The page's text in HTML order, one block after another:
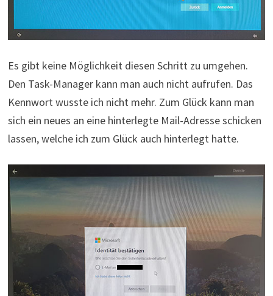
Es gibt keine Möglichkeit diesen Schritt zu umgehen.
Den Task-Manager kann man auch nicht aufrufen. Das
Kennwort wusste ich nicht mehr. Zum Glück kann man
sich ein neues an eine hinterlegte Mail-Adresse schicken
lassen, welche ich zum Glück auch hinterlegt hatte.